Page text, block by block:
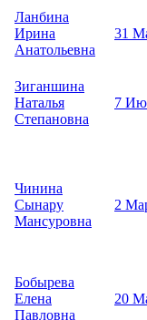
Ланбина
Ирина
Анатольевна
31
Зиганшина
Наталья
Степановна
7
Чинина
Сынару
Мансуровна
2
Бобырева
Елена
Павловна
20